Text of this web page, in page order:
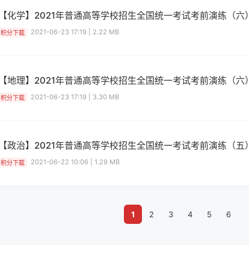
【化学】2021年普通高等学校招生全国统一考试考前演练（六）
积分下载 2021-06-23 17:19 | 2.22 MB
【地理】2021年普通高等学校招生全国统一考试考前演练（六）
积分下载 2021-06-23 17:19 | 3.30 MB
【政治】2021年普通高等学校招生全国统一考试考前演练（五）
积分下载 2021-06-22 10:06 | 1.29 MB
1 2 3 4 5 6